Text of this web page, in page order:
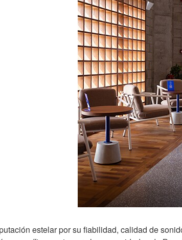
estelar por su fiabilidad, calidad de